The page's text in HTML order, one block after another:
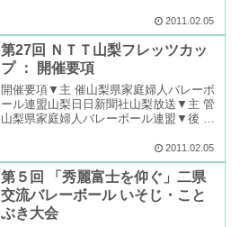
ドウ表示します。▼Ｃパート組合せ ※ ←
クリックにて別ウィンドウ表示します。
▼Ｄパート組...
2011.02.05
第27回 ＮＴＴ山梨フレッツカッ
プ ： 開催要項
開催要項▼主 催山梨県家庭婦人バレーボ
ール連盟山梨日日新聞社山梨放送▼主 管
山梨県家庭婦人バレーボール連盟▼後 援
日本 山梨支店▼日 程平成２３年２月 ５
日（土） 開会式・代表者会議平成２３
年２月２０日...
2011.02.05
第５回 「秀麗富士を仰ぐ」二県
交流バレーボール いそじ・こと
ぶき大会